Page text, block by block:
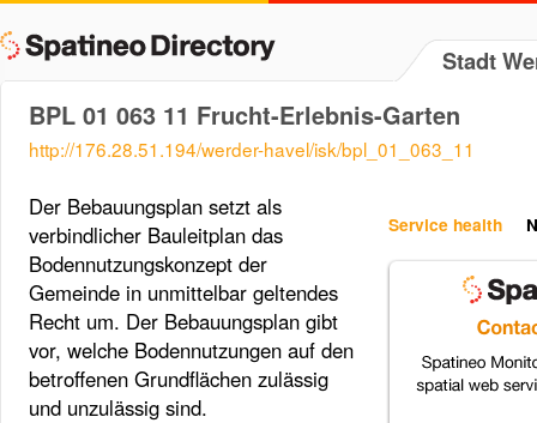
Stadt
BPL 01 063 11 Frucht-Erlebnis-Garten
http://176.28.51.194/werder-havel/isk/bpl_01_063_11
Service health
Der Bebauungsplan setzt als
verbindlicher Bauleitplan das
Bodennutzungskonzept der
Gemeinde in unmittelbar geltendes
Recht um. Der Bebauungsplan gibt
vor, welche Bodennutzungen auf den
betroffenen Grundflächen zulässig
und unzulässig sind.